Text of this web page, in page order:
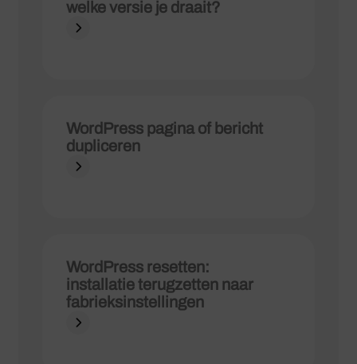
welke versie je draait?
WordPress pagina of bericht
dupliceren
WordPress resetten:
installatie terugzetten naar
fabrieksinstellingen